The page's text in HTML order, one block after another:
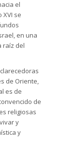
el
XVI se
en una
raíz del
de Oriente,
es de
de
religiosas
y
y